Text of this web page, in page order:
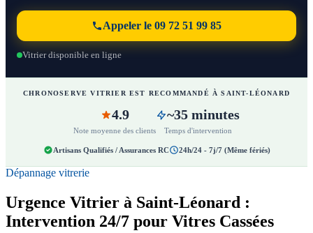
Appeler le 09 72 51 99 85
Vitrier disponible en ligne
CHRONOSERVE VITRIER EST RECOMMANDÉ À SAINT-LÉONARD
4.9
Note moyenne des clients
~35 minutes
Temps d'intervention
Artisans Qualifiés / Assurances RC 24h/24 - 7j/7 (Même fériés)
Dépannage vitrerie
Urgence Vitrier à Saint-Léonard :
Intervention 24/7 pour Vitres Cassées